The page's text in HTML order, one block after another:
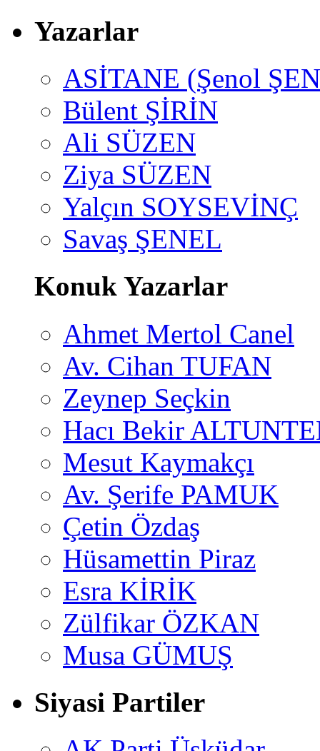
Yazarlar
ASİTANE (Şenol
Bülent ŞİRİN
Ali SÜZEN
Ziya SÜZEN
Yalçın SOYSEVİNÇ
Savaş ŞENEL
Konuk Yazarlar
Ahmet Mertol Canel
Av. Cihan TUFAN
Zeynep Seçkin
Hacı Bekir
Mesut Kaymakçı
Av. Şerife PAMUK
Çetin Özdaş
Hüsamettin Piraz
Esra KİRİK
Zülfikar ÖZKAN
Musa GÜMUŞ
Siyasi Partiler